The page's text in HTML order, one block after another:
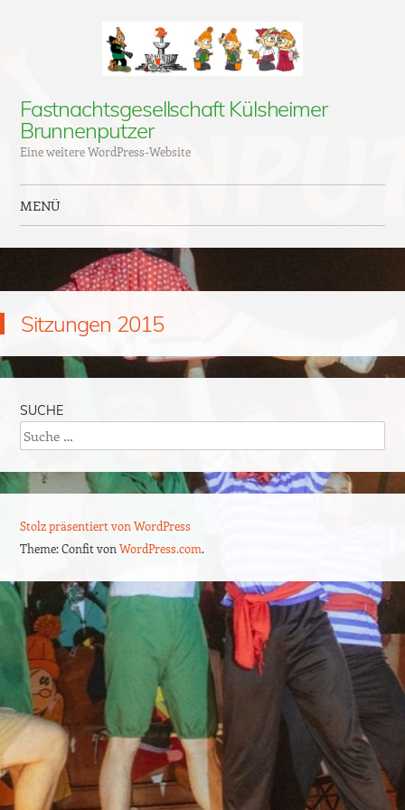
Fastnachtsgesellschaft Külsheimer
Brunnenputzer
Eine weitere WordPress-Website
MENÜ
Sitzungen 2015
SUCHE
Suche
Stolz präsentiert von WordPress
Theme: Confit von WordPress.com.